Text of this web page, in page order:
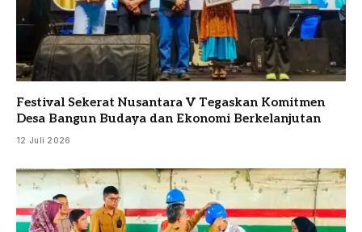
Festival Sekerat Nusantara V Tegaskan Komitmen
Desa Bangun Budaya dan Ekonomi Berkelanjutan
12 Juli 2026